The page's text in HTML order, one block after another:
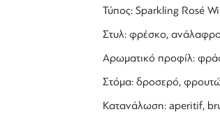
Τύπος: Sparkling Rosé
Στυλ: φρέσκο,
Αρωματικό προφίλ:
Στόμα: δροσερό,
Κατανάλωση: aperitif,